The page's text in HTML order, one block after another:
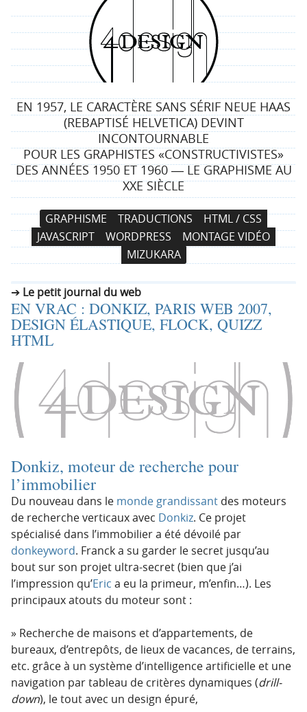
4
d
e
s
i
g
n
EN 1957, LE CARACTÈRE SANS SÉRIF NEUE HAAS
(REBAPTISÉ HELVETICA) DEVINT
INCONTOURNABLE
POUR LES GRAPHISTES «CONSTRUCTIVISTES»
DES ANNÉES 1950 ET 1960 ― LE GRAPHISME AU
XXE SIÈCLE
N
a
v
i
a
t
i
o
p
i
p
a
l
e
A
l
l
e
a
u
c
o
n
GRAPHISME TRADUCTIONS
HTML / CSS
JAVASCRIPT
WORDPRESS
MONTAGE VIDÉO
MIZUKARA
Le petit journal du web
EN VRAC : DONKIZ, PARIS WEB 2007,
DESIGN ÉLASTIQUE, FLOCK, QUIZZ
HTML
Donkiz, moteur de recherche pour
l’immobilier
Du nouveau dans le monde grandissant des moteurs
de recherche verticaux avec Donkiz. Ce projet
spécialisé dans l’immobilier a été dévoilé par
donkeyword. Franck a su garder le secret jusqu’au
bout sur son projet ultra-secret (bien que j’ai
l’impression qu’Eric a eu la primeur, m’enfin…). Les
principaux atouts du moteur sont :
Recherche de maisons et d’appartements, de
bureaux, d’entrepôts, de lieux de vacances, de terrains,
etc. grâce à un système d’intelligence artificielle et une
navigation par tableau de critères dynamiques (drill-
down), le tout avec un design épuré,